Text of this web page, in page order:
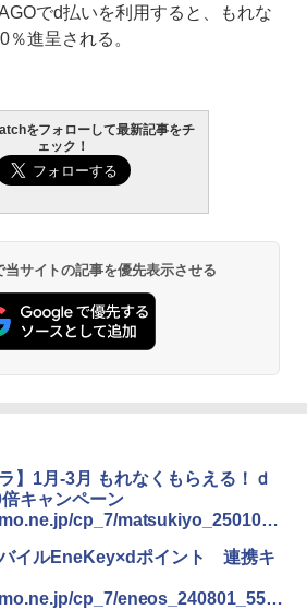
でd払いを利用すると、もれな
％進呈される。
をフォローして最新記事をチ
ェック！
サイトの記事を優先表示させる
】1月-3月 もれなくもらえる！ｄ
キャンペーン
cp_7/matsukiyo_250101_
イルEneKey×dポイント 連携キ
cp_7/eneos_240801_552